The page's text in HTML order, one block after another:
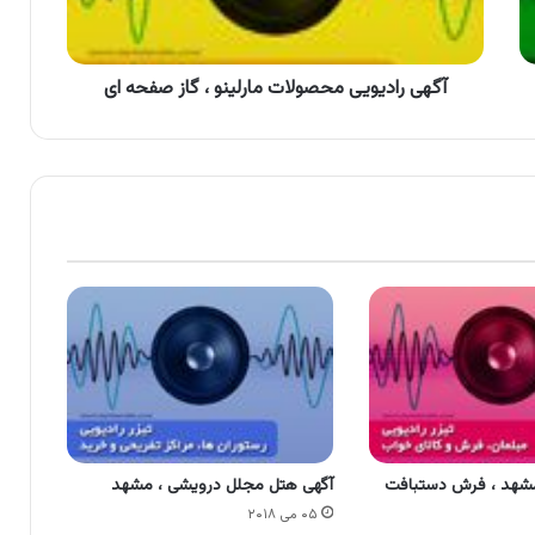
صفحه
آگهی رادیویی محصولات مارلینو ، گاز صفحه ای
، فرش دستبافت آگهی هتل مجلل درویشی ، مشهد
۰۵ می ۲۰۱۸